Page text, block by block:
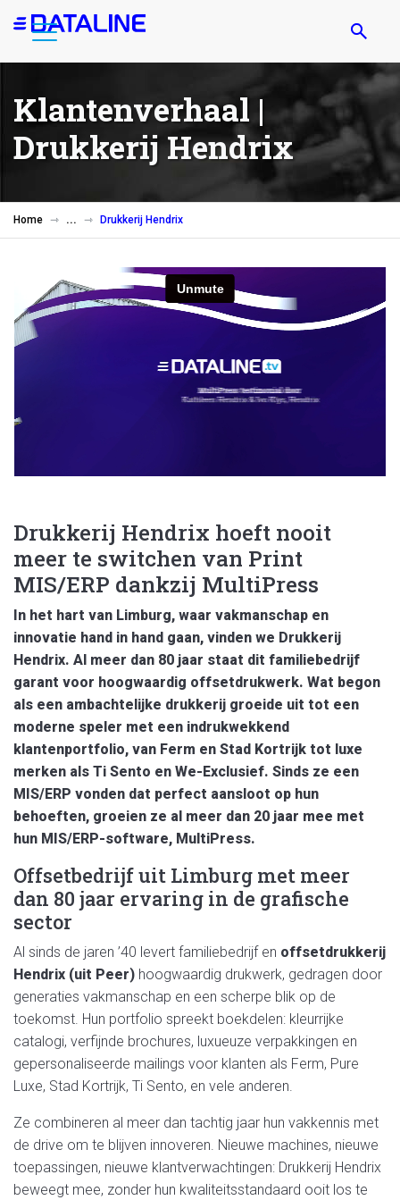
Overslaan
en
inhoud
gaan
Klantenverhaal |
Drukkerij Hendrix
Home Drukkerij Hendrix
Drukkerij Hendrix hoeft nooit
meer te switchen van Print
MIS/ERP dankzij MultiPress
In het hart van Limburg, waar vakmanschap en
innovatie hand in hand gaan, vinden we Drukkerij
Hendrix. Al meer dan 80 jaar staat dit familiebedrijf
garant voor hoogwaardig offsetdrukwerk. Wat begon
als een ambachtelijke drukkerij groeide uit tot een
moderne speler met een indrukwekkend
klantenportfolio, van Ferm en Stad Kortrijk tot luxe
merken als Ti Sento en We-Exclusief. Sinds ze een
MIS/ERP vonden dat perfect aansloot op hun
behoeften, groeien ze al meer dan 20 jaar mee met
hun MIS/ERP-software, MultiPress.
Offsetbedrijf uit Limburg met meer
dan 80 jaar ervaring in de grafische
sector
Al sinds de jaren ’40 levert familiebedrijf en offsetdrukkerij
Hendrix (uit Peer) hoogwaardig drukwerk, gedragen door
generaties vakmanschap en een scherpe blik op de
toekomst. Hun portfolio spreekt boekdelen: kleurrijke
catalogi, verfijnde brochures, luxueuze verpakkingen en
gepersonaliseerde mailings voor klanten als Ferm, Pure
Luxe, Stad Kortrijk, Ti Sento, en vele anderen.
Ze combineren al meer dan tachtig jaar hun vakkennis met
de drive om te blijven innoveren. Nieuwe machines, nieuwe
toepassingen, nieuwe klantverwachtingen: Drukkerij Hendrix
beweegt mee, zonder hun kwaliteitsstandaard ooit los te